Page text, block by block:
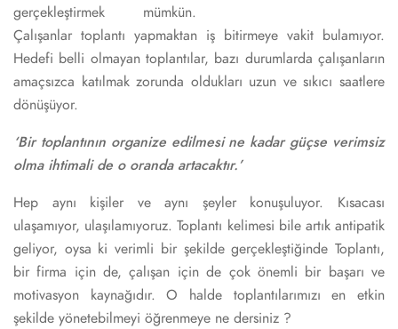
gerçekleştirmek mümkün.
Çalışanlar toplantı yapmaktan iş bitirmeye vakit bulamıyor.
Hedefi belli olmayan toplantılar, bazı durumlarda çalışanların
amaçsızca katılmak zorunda oldukları uzun ve sıkıcı saatlere
dönüşüyor.
‘Bir toplantının organize edilmesi ne kadar güçse verimsiz
olma ihtimali de o oranda artacaktır.’
Hep aynı kişiler ve aynı şeyler konuşuluyor. Kısacası
ulaşamıyor, ulaşılamıyoruz. Toplantı kelimesi bile artık antipatik
geliyor, oysa ki verimli bir şekilde gerçekleştiğinde Toplantı,
bir firma için de, çalışan için de çok önemli bir başarı ve
motivasyon kaynağıdır. O halde toplantılarımızı en etkin
şekilde yönetebilmeyi öğrenmeye ne dersiniz ?